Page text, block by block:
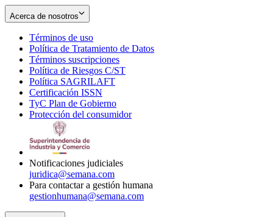
Acerca de nosotros
Términos de uso
in
new
window
Política de Tratamiento de Datos
Términos suscripciones
in
Política de Riesgos C/ST
Política SAGRILAFT
new
window
Certificación ISSN
in
new
TyC Plan de Gobierno
in
Protección del consumidorOpens
Notificaciones judiciales
juridica@semana.com
Para contactar a gestión humana
gestionhumana@semana.com